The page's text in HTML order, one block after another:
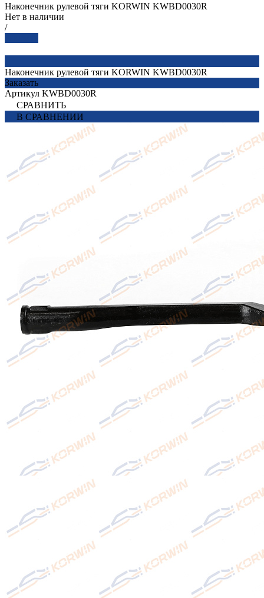
Наконечник рулевой тяги KORWIN KWBD0030R
Нет в наличии
/
Наконечник рулевой тяги KORWIN KWBD0030R
Заказать
Артикул KWBD0030R
СРАВНИТЬ
В СРАВНЕНИИ